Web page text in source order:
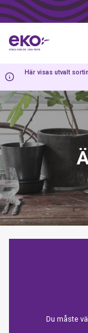
Här visas utvalt
Du måste